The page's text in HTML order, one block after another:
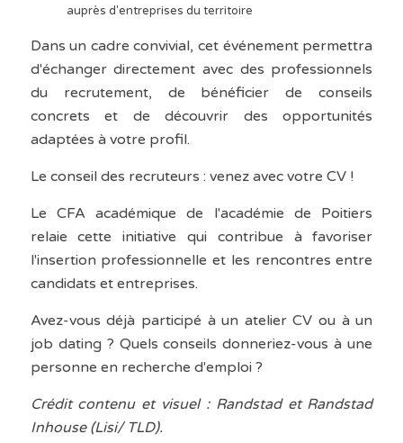
auprès d'entreprises du territoire
Dans un cadre convivial, cet événement permettra
d'échanger directement avec des professionnels
du recrutement, de bénéficier de conseils
concrets et de découvrir des opportunités
adaptées à votre profil.
Le conseil des recruteurs : venez avec votre CV !
Le CFA académique de l'académie de Poitiers
relaie cette initiative qui contribue à favoriser
l'insertion professionnelle et les rencontres entre
candidats et entreprises.
Avez-vous déjà participé à un atelier CV ou à un
job dating ? Quels conseils donneriez-vous à une
personne en recherche d'emploi ?
Crédit contenu et visuel : Randstad et Randstad
Inhouse (Lisi/ TLD).